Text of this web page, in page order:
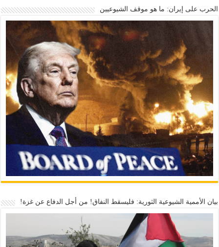
الحرب على إيران: ما هو موقف الشيوعيين
بيان الأممية الشيوعية الثورية: فليسقط النفاق! من أجل الدفاع عن غزة!